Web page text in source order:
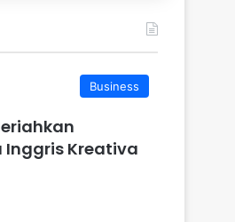
Business
Inggris Kreativa